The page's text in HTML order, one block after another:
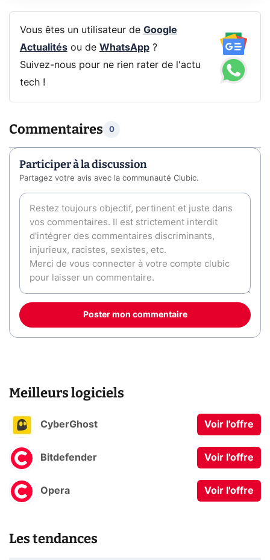
Vous êtes un utilisateur de Google
Actualitésou de WhatsApp?
Suivez-nous pour ne rien rater de l'actu
tech !
Commentaires 0
Participer à la discussion
Partagez votre avis avec la communauté Clubic.
Poster mon commentaire
Meilleurs logiciels
CyberGhost Voir l'offre
Bitdefender Voir l'offre
Opera Voir l'offre
Les tendances